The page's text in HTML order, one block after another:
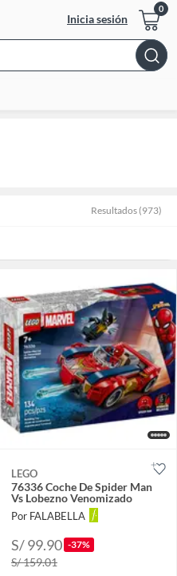
Inicia sesión
Bar
Resultados (973)
LEGO
76336 Coche De Spider Man
Vs Lobezno Venomizado
Por FALABELLA
S/ 99.90 -37%
S/ 159.01